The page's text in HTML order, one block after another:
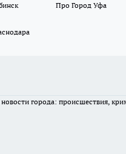
Про Город Уфа
города: происшествия,